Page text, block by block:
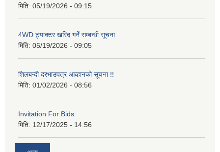
मिति: 05/19/2026 - 09:15
4WD ट्याक्टर खरिद गर्ने सम्बन्धी सूचना
मिति: 05/19/2026 - 09:05
शिलबन्दी दरभाउपत्र आव्हानको सूचना !!
मिति: 01/02/2026 - 08:56
Invitation For Bids
मिति: 12/17/2025 - 14:56